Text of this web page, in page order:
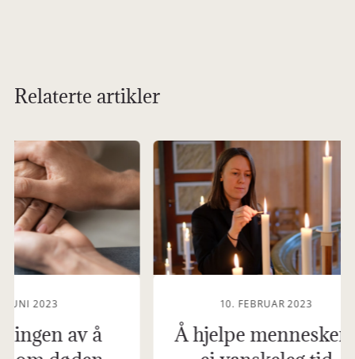
Relaterte artikler
JUNI 2023
av å
10. FEBRUAR 2023
Å hjelpe mennesker